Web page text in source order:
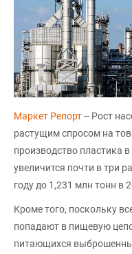
Маркет Репорт-- Рост
растущим спросом на
производство пластика
увеличится почти в три
году до 1,231 млн тонн в
Кроме того, поскольку
попадают в пищевую
питающихся